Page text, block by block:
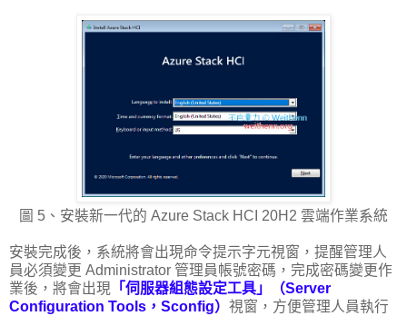
圖 5、安裝新一代的 Azure Stack HCI 20H2 雲端作業系統
安裝完成後，系統將會出現命令提示字元視窗，提醒管理人
員必須變更 Administrator 管理員帳號密碼，完成密碼變更作
業後，將會出現 「伺服器組態設定工具」（Server
Configuration Tools，Sconfig） 視窗，方便管理人員執行